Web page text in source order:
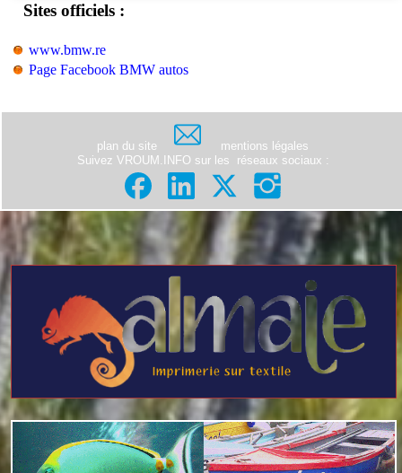
Sites officiels :
www.bmw.re
Page Facebook BMW autos
plan du site
mentions légales
Suivez VROUM.INFO sur les
réseaux sociaux :